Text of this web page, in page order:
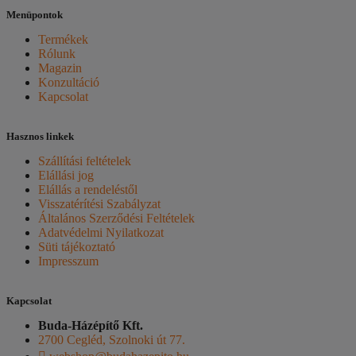
Menüpontok
Termékek
Rólunk
Magazin
Konzultáció
Kapcsolat
Hasznos linkek
Szállítási feltételek
Elállási jog
Elállás a rendeléstől
Visszatérítési Szabályzat
Általános Szerződési Feltételek
Adatvédelmi Nyilatkozat
Süti tájékoztató
Impresszum
Kapcsolat
Buda-Házépítő Kft.
2700 Cegléd, Szolnoki út 77.